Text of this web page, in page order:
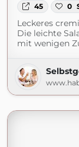
45 0
Leckeres
Die leichte
mit wenigen